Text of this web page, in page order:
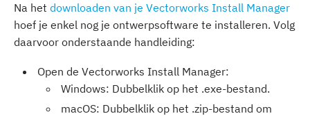
Na het downloaden van je Vectorworks Install Manager
hoef je enkel nog je ontwerpsoftware te installeren. Volg
daarvoor onderstaande handleiding:
Open de Vectorworks Install Manager:
Windows: Dubbelklik op het .exe-bestand.
macOS: Dubbelklik op het .zip-bestand om